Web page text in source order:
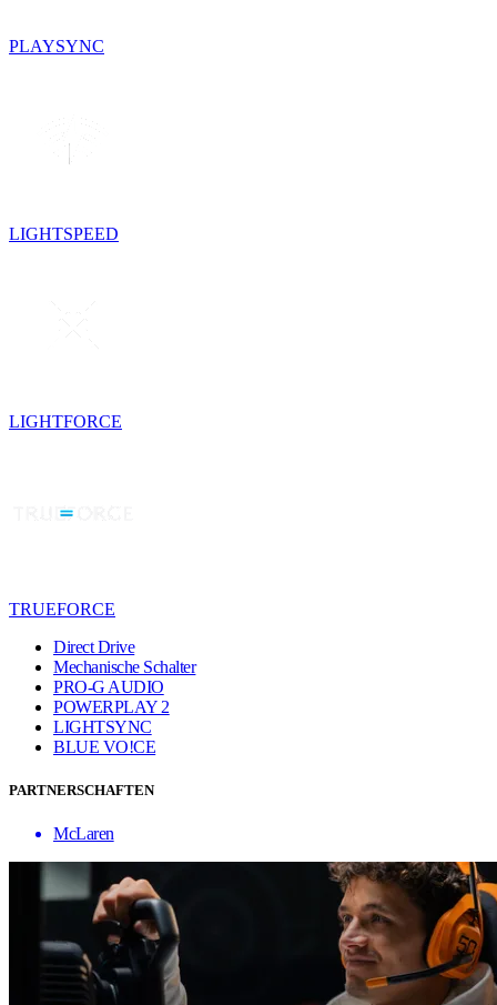
PLAYSYNC
LIGHTSPEED
LIGHTFORCE
TRUEFORCE
Direct Drive
Mechanische Schalter
PRO-G AUDIO
POWERPLAY 2
LIGHTSYNC
BLUE VO!CE
PARTNERSCHAFTEN
McLaren